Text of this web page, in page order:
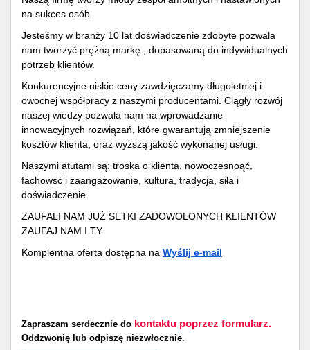
na sukces osób.
Jesteśmy w branży 10 lat doświadczenie zdobyte pozwala
nam tworzyć prężną markę , dopasowaną do indywidualnych
potrzeb klientów.
Konkurencyjne niskie ceny zawdzięczamy długoletniej i
owocnej współpracy z naszymi producentami. Ciągły rozwój
naszej wiedzy pozwala nam na wprowadzanie
innowacyjnych rozwiązań, które gwarantują zmniejszenie
kosztów klienta, oraz wyższą jakość wykonanej usługi.
Naszymi atutami są: troska o klienta, nowoczesnoąć,
fachowść i zaangażowanie, kultura, tradycja, siła i
doświadczenie.
ZAUFALI NAM JUŻ SETKI ZADOWOLONYCH KLIENTÓW
ZAUFAJ NAM I TY
Komplentna oferta dostępna na Wyślij e-mail
Zapraszam serdecznie do kontaktu poprzez formularz.
Oddzwonię lub odpiszę niezwłocznie.